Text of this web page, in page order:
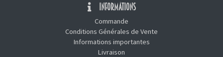
INFORMATIONS
Commande
Conditions Générales de Vente
Informations importantes
Livraison